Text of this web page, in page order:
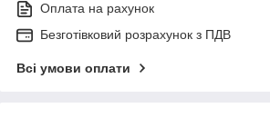
Оплата на рахунок
Безготівковий розрахунок з ПДВ
Всі умови оплати